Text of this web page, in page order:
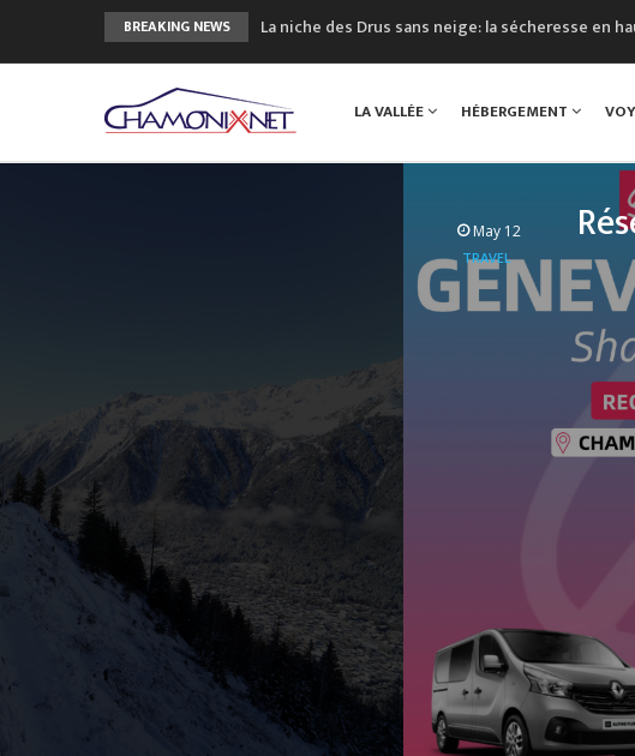
BREAKING NEWS
La niche des Drus sans neige: la sécheresse en
Craft ouvre un nouveau magasin de course à pied
3eme Chamonix Vallée Classics Festival
LA VALLÉE HÉBERGEMENT
May 12
TRAVEL
Transferts d'été
ligne